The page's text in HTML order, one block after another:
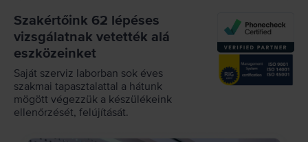
Szakértőink 62 lépéses
vizsgálatnak vetették alá
eszközeinket
Saját szerviz laborban sok éves
szakmai tapasztalattal a hátunk
mögött végezzük a készülékeink
ellenőrzését, felújítását.